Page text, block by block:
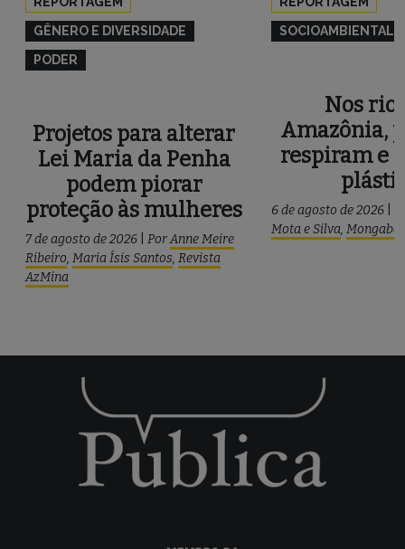
GÊNERO E DIVERSIDADE
PODER
Projetos para alterar
Lei Maria da Penha
podem piorar
proteção às mulheres
7 de agosto de 2026 PorAnne Meire
Ribeiro, Maria Ísis Santos, Revista
AzMina
SOCIOAMBIENTAL
Nos
Amazônia,
respiram e
6 de agosto de 2026
Mota e Silva,